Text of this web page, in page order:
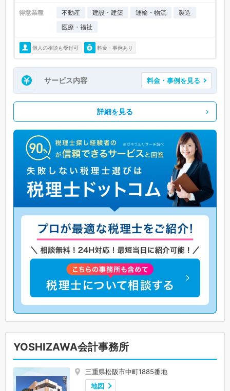
得意業種 不動産 建設・建築 運輸・物流
製造
医療・福祉
個人の相談も受付可 料金・事例あり
サービス内容 料金・事例を見る
詳細を見る
YOSHIZAWA会計事務所
三重県松阪市中町1885番地
地図